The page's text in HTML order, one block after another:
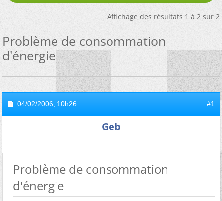
Affichage des résultats 1 à 2 sur 2
Problème de consommation
d'énergie
04/02/2006, 10h26 #1
Geb
Problème de consommation
d'énergie